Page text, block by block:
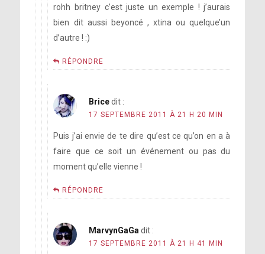
rohh britney c’est juste un exemple ! j’aurais
bien dit aussi beyoncé , xtina ou quelque’un
d’autre ! :)
RÉPONDRE
Brice dit :
17 SEPTEMBRE 2011 À 21 H 20 MIN
Puis j’ai envie de te dire qu’est ce qu’on en a à
faire que ce soit un événement ou pas du
moment qu’elle vienne !
RÉPONDRE
MarvynGaGa dit :
17 SEPTEMBRE 2011 À 21 H 41 MIN